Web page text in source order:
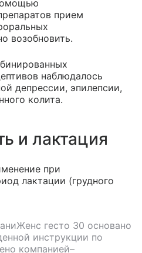
прием
возобновить.
наблюдалось
депрессии, эпилепсии,
колита.
и лактация
при
лактации (грудного
гесто 30 основано
инструкции по
компанией–